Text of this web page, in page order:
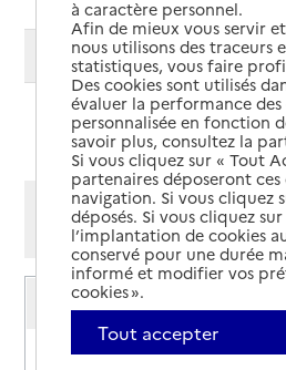
Modifier ma recherche
Ajouter
Afficher les résultats par:
Mode liste
Mode carte
Service autonomie à
ADMR
Adresse
10 place de la Liberté
à caractère personnel.
Afin de mieux vous servir
nous utilisons des traceurs
statistiques, vous faire
Des cookies sont utilisés
évaluer la performance
personnalisée en fonction
savoir plus, consultez la
Si vous cliquez sur « Tout
partenaires déposeront
navigation. Si vous cliquez
déposés. Si vous cliquez
l’implantation de cookies
conservé pour une durée
informé et modifier vos
cookies ».
Tout accepter